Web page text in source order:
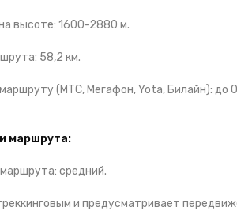
высоте: 1600-2880 м.
58,2 км.
(МТС, Мегафон, Yota, Билайн): до
маршрута:
средний.
и предусматривает